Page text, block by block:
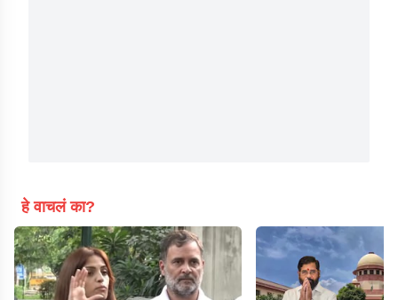
हे वाचलं का?